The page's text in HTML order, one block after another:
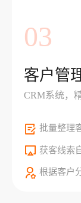
03
客户管
CRM系统，
批量整理
获客线索
根据客户